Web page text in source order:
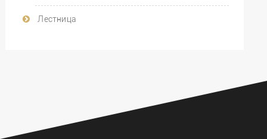
Лестница